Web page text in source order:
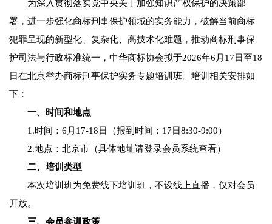
为深入贯彻落实党中央关于加强知识产权保护的决策部
署，进一步强化商标刑事保护领域的实务能力，破解当前商标
犯罪呈现的新型化、复杂化、高技术化难题，推动商标刑事保
护司法与行政标准统一，中华商标协会拟于2026年6月17日至18
日在北京举办商标刑事保护实务专题培训班。培训相关安排如
下：
一、时间和地点
1.时间：6月17-18日（报到时间：17日8:30-9:00）
2.地点：北京市（具体地址请登录会员系统查看）
二、培训类型
本次培训班为免费线下培训班，不设线上直播，仅对会员
开放。
三、会员参训政策